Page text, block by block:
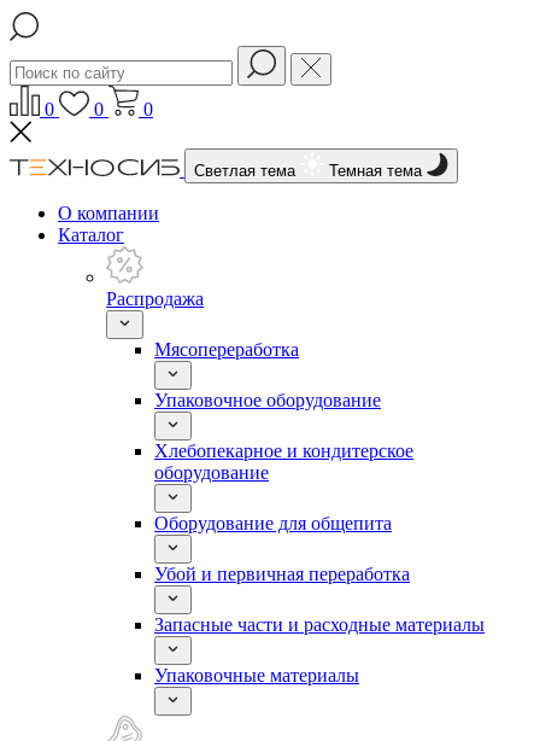
0 0 0
Светлая тема Темная тема
О компании
Каталог
Распродажа
Мясопереработка
Упаковочное оборудование
Хлебопекарное и кондитерское
оборудование
Оборудование для общепита
Убой и первичная переработка
Запасные части и расходные материалы
Упаковочные материалы